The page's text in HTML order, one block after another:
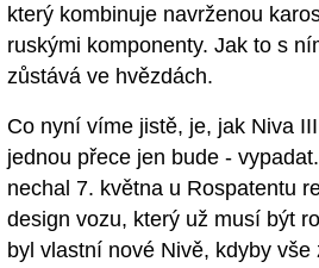
který kombinuje navrženou
ruskými komponenty. Jak to s
zůstává ve hvězdách.
Co nyní víme jistě, je, jak Niva
jednou přece jen bude -
nechal 7. května u Rospatentu
design vozu, který už musí být
byl vlastní nové Nivě, kdyby